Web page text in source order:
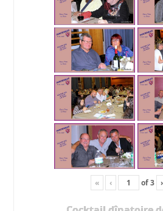
« ‹ of3 ›